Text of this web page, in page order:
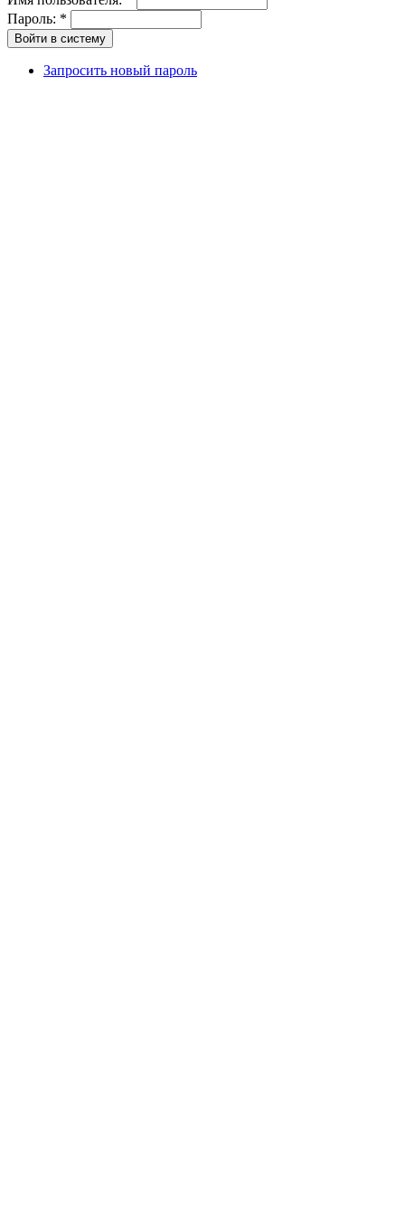
Пароль: *
Запросить новый пароль